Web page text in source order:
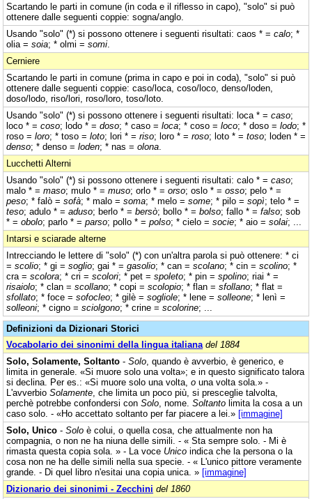
Scartando le parti in comune (in coda e il riflesso in capo), "solo" si può
ottenere dalle seguenti coppie: sogna/anglo.
Usando "solo" (*) si possono ottenere i seguenti risultati: caos * = calo; *
olia = soia; * olmi = somi
Cerniere
Scartando le parti in comune (prima in capo e poi in coda), "solo" si può
ottenere dalle seguenti coppie: caso/loca, coso/loco, denso/loden,
doso/lodo, riso/lori, roso/loro, toso/loto.
Usando "solo" (*) si possono ottenere i seguenti risultati: loca * = caso;
loco * = coso; lodo * = doso; * caso = loca; * coso = loco; * doso = lodo; *
roso = loro; * toso = loto; lori * = riso; loro * = roso; loto * = toso; loden * =
denso; * denso = loden; * nas = olona
Lucchetti Alterni
Usando "solo" (*) si possono ottenere i seguenti risultati: calo * = caso;
malo * = maso; mulo * = muso; orlo * = orso; oslo * = osso; pelo * =
peso; * falò = sofà; * malo = soma; * melo = some; * pilo = sopì; telo * =
teso; adulo * = aduso; berlo * = bersò; bollo * = bolso; fallo * = falso; sob
* = obolo; parlo * = parso; pollo * = polso; * cielo = socie; * aio = solai; ...
Intarsi e sciarade alterne
Intrecciando le lettere di "solo" (*) con un'altra parola si può ottenere: * ci
= scolio; * gi = soglio; gai * = gasolio; * can = scolano; * cin = scolino; *
cra = scolora; * cri = scolori; * pet = spoleto; * pin = spolino; riai * =
risaiolo; * clan = scollano; * copi = scolopio; * flan = sfollano; * flat =
sfollato; * foce = sofocleo; * gilè = sogliole; * lene = solleone; * lenì =
solleoni; * cigno = sciolgono; * crine = scolorine; ...
Definizioni da Dizionari Storici
Vocabolario dei sinonimi della lingua italiana del 1884
Solo, Solamente, Soltanto - Solo , quando è avverbio, è generico, e
limita in generale. «Si muore solo una volta»; e in questo significato talora
si declina. Per es.: «Si muore solo una volta, o una volta sola.» -
L'avverbio Solamente , che limita un poco più, si presceglie talvolta,
perchè potrebbe confondersi con Solo , nome. Soltanto limita la cosa a un
caso solo. - «Ho accettato soltanto per far piacere a lei.» [immagine]
Solo, Unico - Solo è colui, o quella cosa, che attualmente non ha
compagnia, o non ne ha niuna delle simili. - « Sta sempre solo. - Mi è
rimasta questa copia sola. » - La voce Unico indica che la persona o la
cosa non ne ha delle simili nella sua specie. - « L'unico pittore veramente
grande. - Di quel libro n'esitai una copia unica. » [immagine]
Dizionario dei sinonimi - Zecchini del 1860